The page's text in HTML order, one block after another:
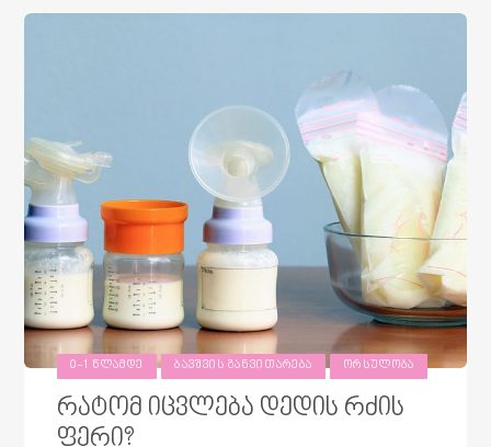
0-1 ᲬᲚᲐᲛᲓᲔ ᲑᲐᲕᲨᲕᲘᲡ ᲒᲐᲜᲕᲘᲗᲐᲠᲔᲑᲐ ᲝᲠᲡᲣᲚᲝᲑᲐ
რატომ იცვლება დედის რძის
ფერი?